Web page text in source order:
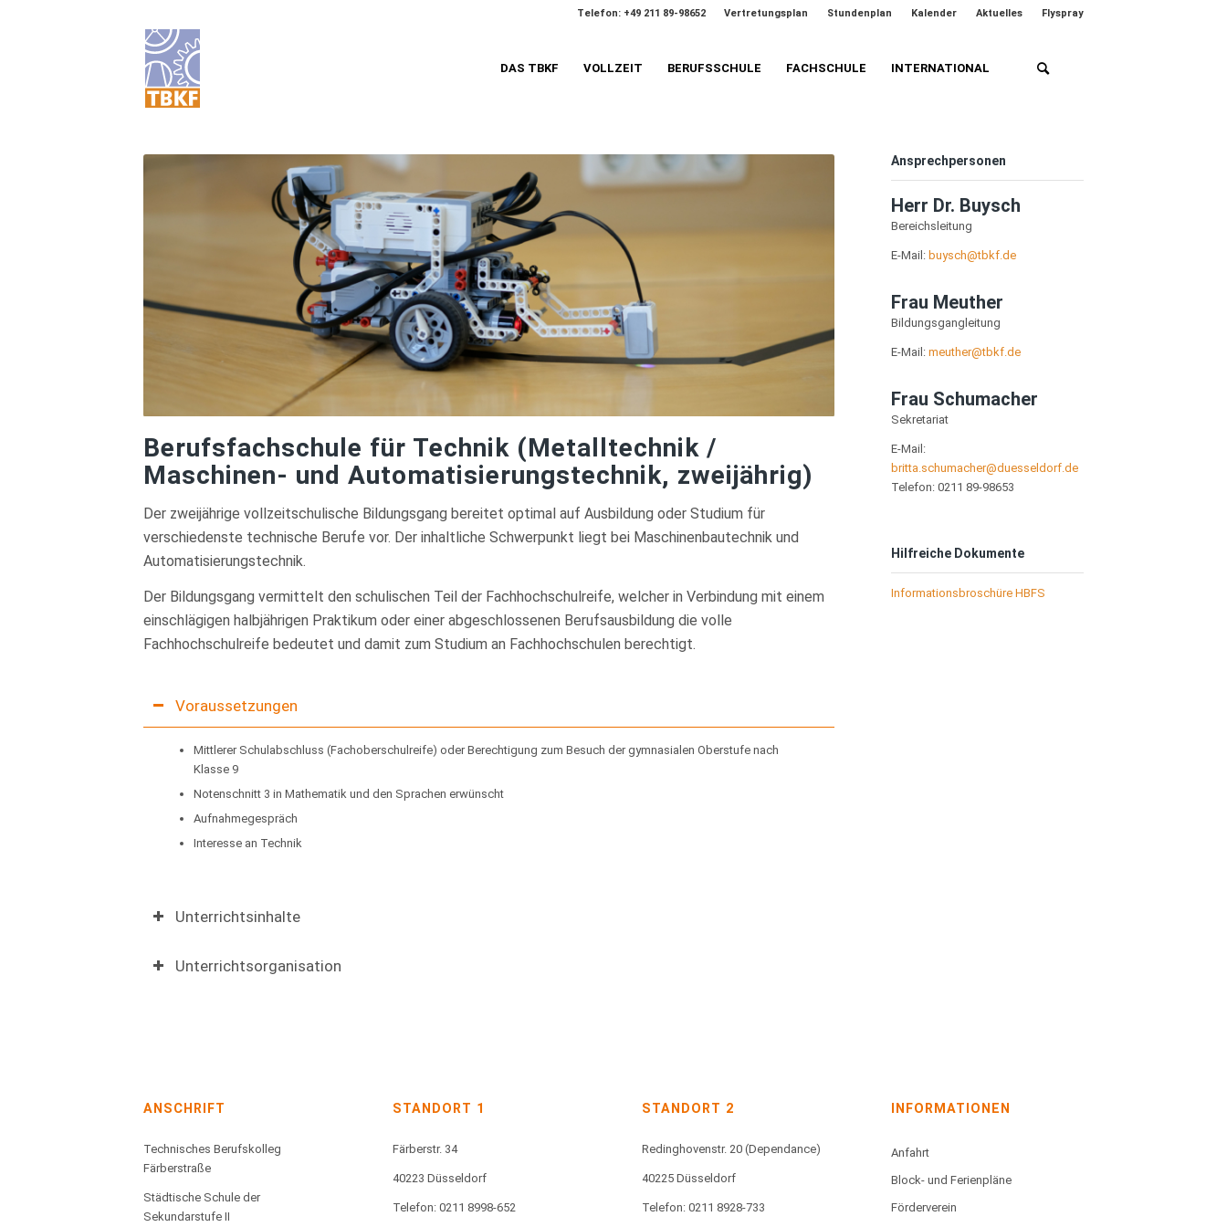
Vertretungsplan Stundenplan Kalender Aktuelles Flyspray
Telefon: +49 211 89-98652
DAS TBKF VOLLZEIT BERUFSSCHULE FACHSCHULE INTERNATIONAL
Berufsfachschule für Technik (Metalltechnik /
Maschinen- und Automatisierungstechnik, zweijährig)
Der zweijährige vollzeitschulische Bildungsgang bereitet optimal auf Ausbildung oder Studium für
verschiedenste technische Berufe vor. Der inhaltliche Schwerpunkt liegt bei Maschinenbautechnik und
Automatisierungstechnik.
Der Bildungsgang vermittelt den schulischen Teil der Fachhochschulreife, welcher in Verbindung mit einem
einschlägigen halbjährigen Praktikum oder einer abgeschlossenen Berufsausbildung die volle
Fachhochschulreife bedeutet und damit zum Studium an Fachhochschulen berechtigt.
Voraussetzungen
Mittlerer Schulabschluss (Fachoberschulreife) oder Berechtigung zum Besuch der gymnasialen Oberstufe nach
Klasse 9
Notenschnitt 3 in Mathematik und den Sprachen erwünscht
Aufnahmegespräch
Interesse an Technik
Unterrichtsinhalte
Unterrichtsorganisation
Ansprechpersonen
Herr Dr. Buysch
Bereichsleitung
E-Mail: buysch@tbkf.de
Frau Meuther
Bildungsgangleitung
E-Mail: meuther@tbkf.de
Frau Schumacher
Sekretariat
E-Mail:
britta.schumacher@duesseldorf.de
Telefon: 0211 89-98653
Hilfreiche Dokumente
Informationsbroschüre HBFS
ANSCHRIFT
Technisches Berufskolleg
Färberstraße
Städtische Schule der
Sekundarstufe II
STANDORT 1
Färberstr. 34
40223 Düsseldorf
Telefon: 0211 8998-652
STANDORT 2
Redinghovenstr. 20 (Dependance)
40225 Düsseldorf
Telefon: 0211 8928-733
INFORMATIONEN
Anfahrt
Block- und Ferienpläne
Förderverein